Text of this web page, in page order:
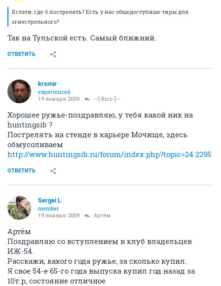
Кстати, где б пострелять? Есть у нас общедоступные тиры для
огнестрельного?
Так на Тульской есть. Самый ближний.
ОТВЕТИТЬ
krsmir
experienced
19 января 2009 ---[ Rico ]---
Хорошее ружье-поздравляю, у тебя какой ник на
huntingsib ?
Пострелять на стенде в карьере Мочище, здесь
обмусоливаем
http://www.huntingsib.ru/forum/index.php?topic=24.2295
ОТВЕТИТЬ
Sergei L
member
19 января 2009 Артём
Артём
Поздравляю со вступлением в клуб владельцев
ИЖ-54.
Расскажи, какого года ружье, за сколько купил.
Я свое 54-е 65-го года выпуска купил год назад за
10т.р, состояние отличное